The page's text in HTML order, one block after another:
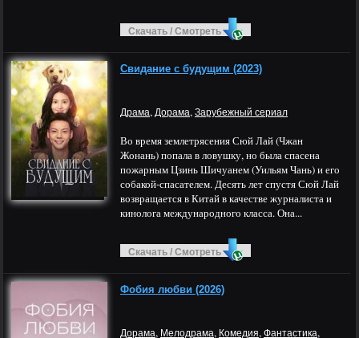
Скачать / Смотреть
Свидание с будущим (2023)
Драма, Дорама, Зарубежный сериал
Во время землетрясения Сюй Лай (Чжан
Жонань) попала в ловушку, но была спасена
пожарным Цзинь Шичуанем (Уильям Чань) и его
собакой-спасателем. Десять лет спустя Сюй Лай
возвращается в Китай в качестве журналиста и
кинолога международного класса. Она...
Скачать / Смотреть
Фобия любви (2026)
Дорама, Мелодрама, Комедия, Фантастика,